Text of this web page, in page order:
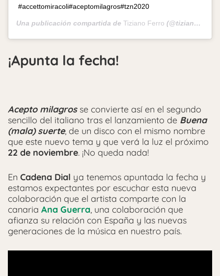
#accettomiracoli#aceptomilagros#tzn2020
Una publicación compartida de Tiziano Ferro (@tizianoferro) el
¡Apunta la fecha!
Acepto milagrosse convierte así en el segundo
sencillo del italiano tras el lanzamiento de Buena
(mala) suerte, de un disco con el mismo nombre
que este nuevo tema y que verá la luz el próximo
22 de noviembre. ¡No queda nada!
En Cadena Dial ya tenemos apuntada la fecha y
estamos expectantes por escuchar esta nueva
colaboración que el artista comparte con la
canaria Ana Guerra, una colaboración que
afianza su relación con España y las nuevas
generaciones de la música en nuestro país.